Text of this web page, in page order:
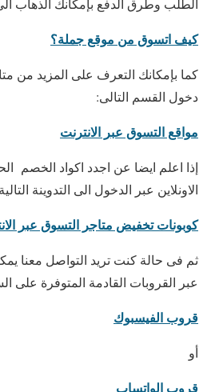
الطلب وطرق الدفع بإمكانك الذهاب الى
كيف اتسوق من موقع جملة؟
كما بإمكانك التعرف على المزيد من
دخول القسم التالى:
مواقع التسوق عبر الانترنت
إذا اعلم ايضا عن اجدد اكواد الخصم
الاونلاين عبر الدخول الى التدوينة
كوبونات تخفيض متاجر التسوق عبر
ثم فى حالة كنت تريد التواصل معنا
عبر القروبات القادمة المتوفرة على
قروب الفيسبوك
أو
قروب الواتساب